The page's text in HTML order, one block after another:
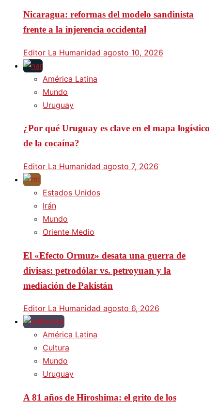
Nicaragua: reformas del modelo sandinista
frente a la injerencia occidental
Editor La Humanidad agosto 10, 2026
América Latina
Mundo
Uruguay
¿Por qué Uruguay es clave en el mapa logístico
de la cocaína?
Editor La Humanidad agosto 7, 2026
Estados Unidos
Irán
Mundo
Oriente Medio
El «Efecto Ormuz» desata una guerra de
divisas: petrodólar vs. petroyuan y la
mediación de Pakistán
Editor La Humanidad agosto 6, 2026
América Latina
Cultura
Mundo
Uruguay
A 81 años de Hiroshima: el grito de los